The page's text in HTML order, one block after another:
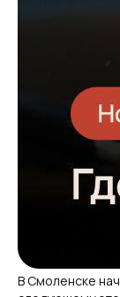
В Смоленске